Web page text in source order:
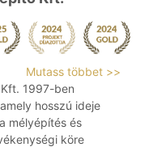
Mutass többet >>
1997-ben
hosszú ideje
mélyépítés és
köre